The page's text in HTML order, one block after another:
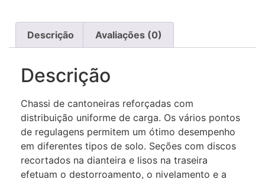
Descrição Avaliações (0)
Descrição
Chassi de cantoneiras reforçadas com
distribuição uniforme de carga. Os vários pontos
de regulagens permitem um ótimo desempenho
em diferentes tipos de solo. Seções com discos
recortados na dianteira e lisos na traseira
efetuam o destorroamento, o nivelamento e a